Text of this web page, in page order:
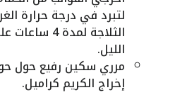
لتبرد في درجة حرارة
الثلاجة
الليل.
مرري سكين رفيع حول
إخراج الكريم كراميل.